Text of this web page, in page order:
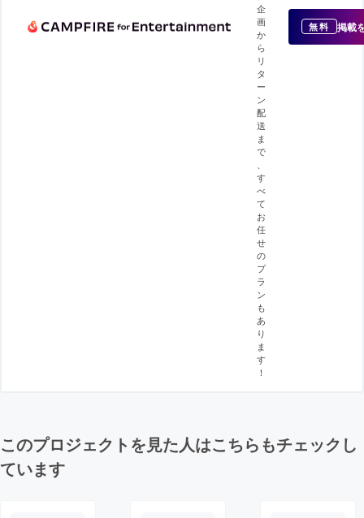
企
画
か
ら
リ
タ
ー
ン
配
送
ま
で
す
べ
て
お
任
せ
の
プ
ラ
ン
も
あ
り
ま
す
！
無料 掲載
このプロジェクトを見た人はこちらもチェックし
ています